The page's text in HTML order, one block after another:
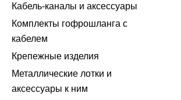
Кабель-каналы и аксессуары
Комплекты гофрошланга с
кабелем
Крепежные изделия
Металлические лотки и
аксессуары к ним